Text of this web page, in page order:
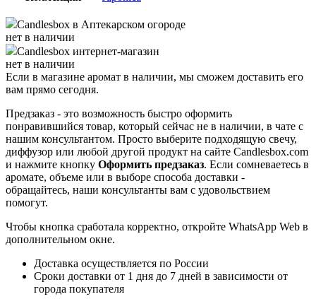
Candlesbox в Аптекарском огороде
нет в наличии
Candlesbox интернет-магазин
нет в наличии
Если в магазине аромат в наличии, мы сможем доставить его
вам прямо сегодня.
Предзаказ - это возможность быстро оформить
понравившийся товар, который сейчас не в наличии, в чате с
нашим консультантом. Просто выберите подходящую свечу,
диффузор или любой другой продукт на сайте Candlesbox.com
и нажмите кнопку Оформить предзаказ. Если сомневаетесь в
аромате, объеме или в выборе способа доставки -
обращайтесь, наши консультанты вам с удовольствием
помогут.
Чтобы кнопка сработала корректно, откройте WhatsApp Web в
дополнительном окне.
Доставка осуществляется по России
Сроки доставки от 1 дня до 7 дней в зависимости от
города покупателя